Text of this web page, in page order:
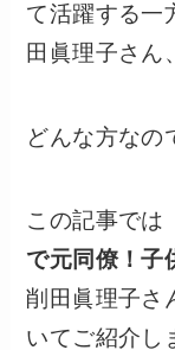
て活躍する一
田眞理子さん
どんな方なの
この記事では
で元同僚！子
削田眞理子さ
いてご紹介し